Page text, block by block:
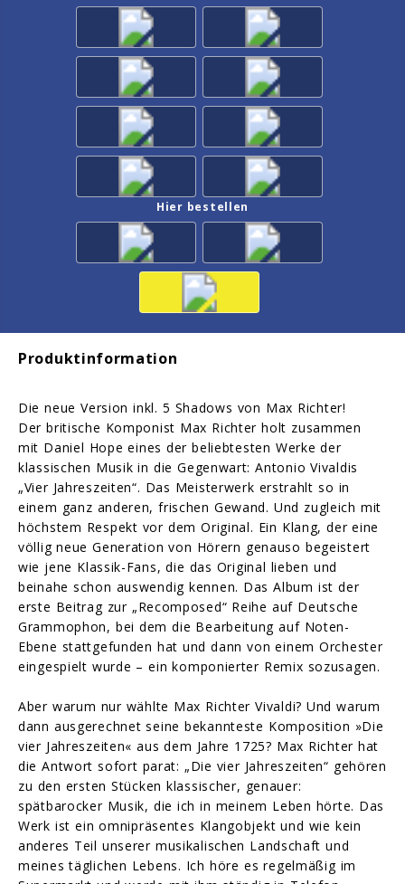
Hier bestellen
Produktinformation
Die neue Version inkl. 5 Shadows von Max Richter!
Der britische Komponist Max Richter holt zusammen
mit Daniel Hope eines der beliebtesten Werke der
klassischen Musik in die Gegenwart: Antonio Vivaldis
„Vier Jahreszeiten“. Das Meisterwerk erstrahlt so in
einem ganz anderen, frischen Gewand. Und zugleich mit
höchstem Respekt vor dem Original. Ein Klang, der eine
völlig neue Generation von Hörern genauso begeistert
wie jene Klassik-Fans, die das Original lieben und
beinahe schon auswendig kennen. Das Album ist der
erste Beitrag zur „Recomposed“ Reihe auf Deutsche
Grammophon, bei dem die Bearbeitung auf Noten-
Ebene stattgefunden hat und dann von einem Orchester
eingespielt wurde – ein komponierter Remix sozusagen.
Aber warum nur wählte Max Richter Vivaldi? Und warum
dann ausgerechnet seine bekannteste Komposition »Die
vier Jahreszeiten« aus dem Jahre 1725? Max Richter hat
die Antwort sofort parat: „Die vier Jahreszeiten“ gehören
zu den ersten Stücken klassischer, genauer:
spätbarocker Musik, die ich in meinem Leben hörte. Das
Werk ist ein omnipräsentes Klangobjekt und wie kein
anderes Teil unserer musikalischen Landschaft und
meines täglichen Lebens. Ich höre es regelmäßig im